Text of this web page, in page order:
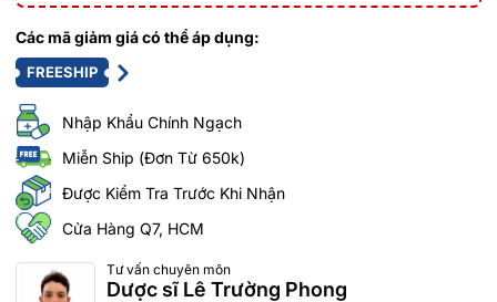
Các mã giảm giá có thể áp dụng:
FREESHIP
Nhập Khẩu Chính Ngạch
Miễn Ship (Đơn Từ 650k)
Được Kiểm Tra Trước Khi Nhận
Cửa Hàng Q7, HCM
Tư vấn chuyên môn
Dược sĩ Lê Trường Phong